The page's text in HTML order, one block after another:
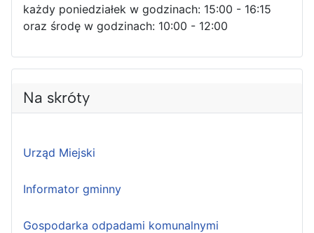
każdy poniedziałek w godzinach: 15:00 - 16:15
oraz środę w godzinach: 10:00 - 12:00
Na skróty
Urząd Miejski
Informator gminny
Gospodarka odpadami komunalnymi